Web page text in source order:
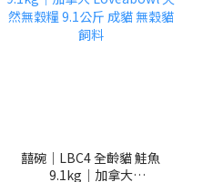
囍碗｜LBC4 全齡貓 鮭魚
9.1kg｜加拿大